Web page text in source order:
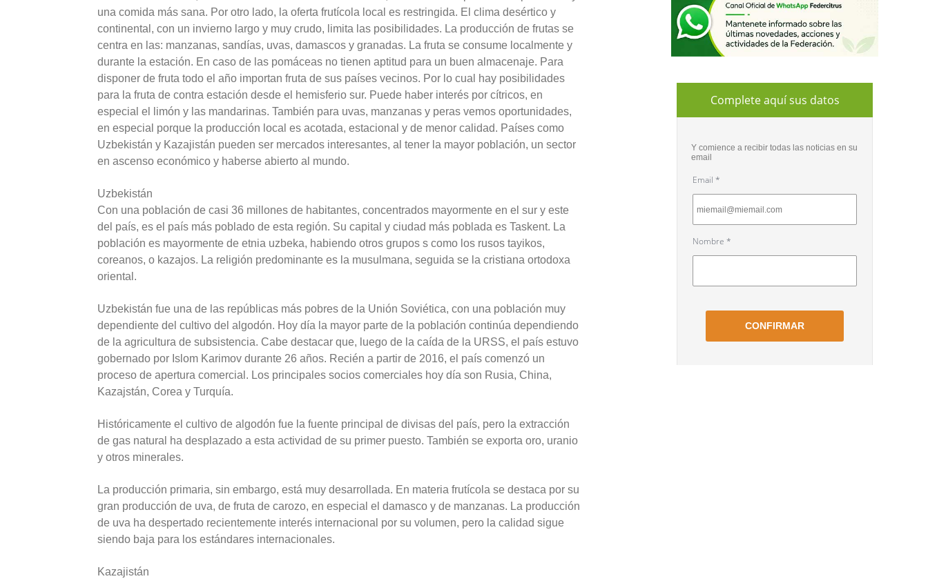
una comida más sana. Por otro lado, la oferta frutícola local es restringida. El clima desértico y
continental, con un invierno largo y muy crudo, limita las posibilidades. La producción de frutas se
centra en las: manzanas, sandías, uvas, damascos y granadas. La fruta se consume localmente y
durante la estación. En caso de las pomáceas no tienen aptitud para un buen almacenaje. Para
disponer de fruta todo el año importan fruta de sus países vecinos. Por lo cual hay posibilidades
para la fruta de contra estación desde el hemisferio sur. Puede haber interés por cítricos, en
especial el limón y las mandarinas. También para uvas, manzanas y peras vemos oportunidades,
en especial porque la producción local es acotada, estacional y de menor calidad. Países como
Uzbekistán y Kazajistán pueden ser mercados interesantes, al tener la mayor población, un sector
en ascenso económico y haberse abierto al mundo.
Uzbekistán
Con una población de casi 36 millones de habitantes, concentrados mayormente en el sur y este
del país, es el país más poblado de esta región. Su capital y ciudad más poblada es Taskent. La
población es mayormente de etnia uzbeka, habiendo otros grupos s como los rusos tayikos,
coreanos, o kazajos. La religión predominante es la musulmana, seguida se la cristiana ortodoxa
oriental.
Uzbekistán fue una de las repúblicas más pobres de la Unión Soviética, con una población muy
dependiente del cultivo del algodón. Hoy día la mayor parte de la población continúa dependiendo
de la agricultura de subsistencia. Cabe destacar que, luego de la caída de la URSS, el país estuvo
gobernado por Islom Karimov durante 26 años. Recién a partir de 2016, el país comenzó un
proceso de apertura comercial. Los principales socios comerciales hoy día son Rusia, China,
Kazajstán, Corea y Turquía.
Históricamente el cultivo de algodón fue la fuente principal de divisas del país, pero la extracción
de gas natural ha desplazado a esta actividad de su primer puesto. También se exporta oro, uranio
y otros minerales.
La producción primaria, sin embargo, está muy desarrollada. En materia frutícola se destaca por su
gran producción de uva, de fruta de carozo, en especial el damasco y de manzanas. La producción
de uva ha despertado recientemente interés internacional por su volumen, pero la calidad sigue
siendo baja para los estándares internacionales.
Kazajistán